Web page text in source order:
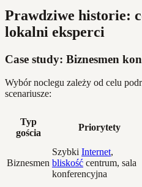
Prawdziwe historie:
lokalni eksperci
Case study: Biznesmen
Wybór noclegu zależy od celu
scenariusze:
Typ
gościa
Priorytety
Biznesmen
Szybki Internet,
bliskość centrum, sala
konferencyjna